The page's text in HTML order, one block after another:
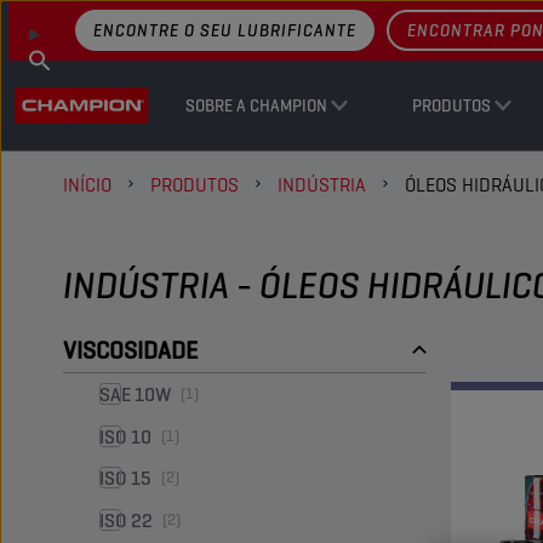
SOBRE A CHAMPION PRODUTOS
ENCONTRE O SEU LUBRIFICANTE ENCONTRAR
INÍCIO PRODUTOS INDÚSTRIA ÓLEOS
INDÚSTRIA - ÓLEOS
VISCOSIDADE
SAE 10W (1)
ISO 10 (1)
ISO 15 (2)
ISO 22 (2)